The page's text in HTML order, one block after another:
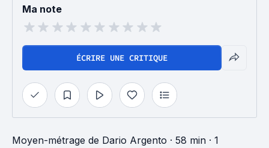
Ma note
ÉCRIRE UNE CRITIQUE
Moyen-métrage de Dario Argento · 58 min · 1